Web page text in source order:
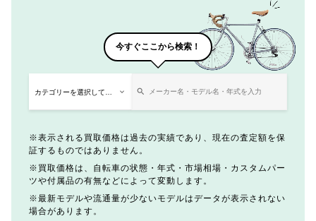
今すぐここから検索！
表示される買取価格は過去の実績であり、現在の査定額を保
証するものではありません。
買取価格は、自転車の状態・年式・市場相場・カスタムパー
ツや付属品の有無などによって変動します。
最新モデルや流通量が少ないモデルはデータが表示されない
場合があります。